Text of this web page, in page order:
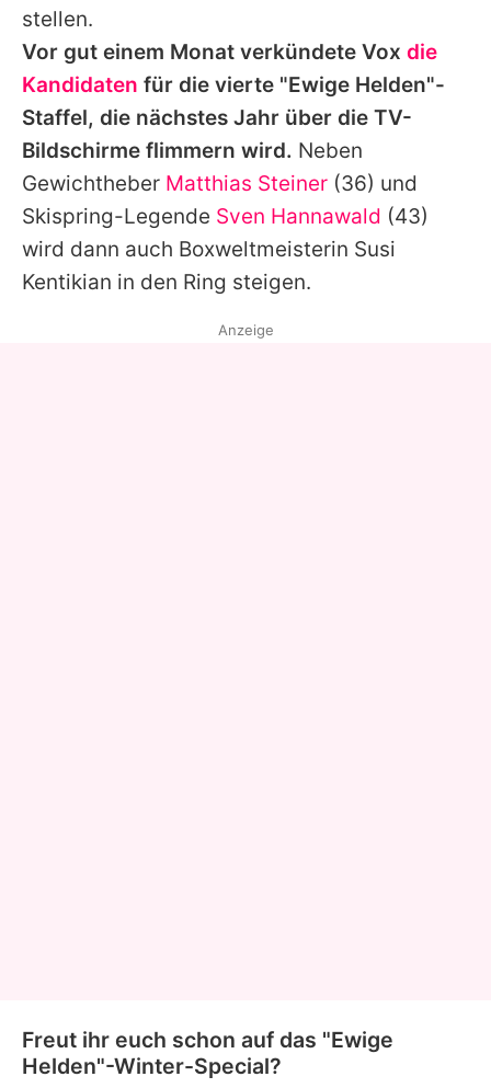
stellen.
Vor gut einem Monat verkündete Vox die
Kandidaten für die vierte "Ewige Helden"-
Staffel, die nächstes Jahr über die TV-
Bildschirme flimmern wird. Neben
Gewichtheber Matthias Steiner (36) und
Skispring-Legende Sven Hannawald (43)
wird dann auch Boxweltmeisterin Susi
Kentikian in den Ring steigen.
Anzeige
Freut ihr euch schon auf das "Ewige
Helden"-Winter-Special?